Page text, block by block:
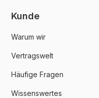
Kunde
Warum wir
Vertragswelt
Häufige Fragen
Wissenswertes